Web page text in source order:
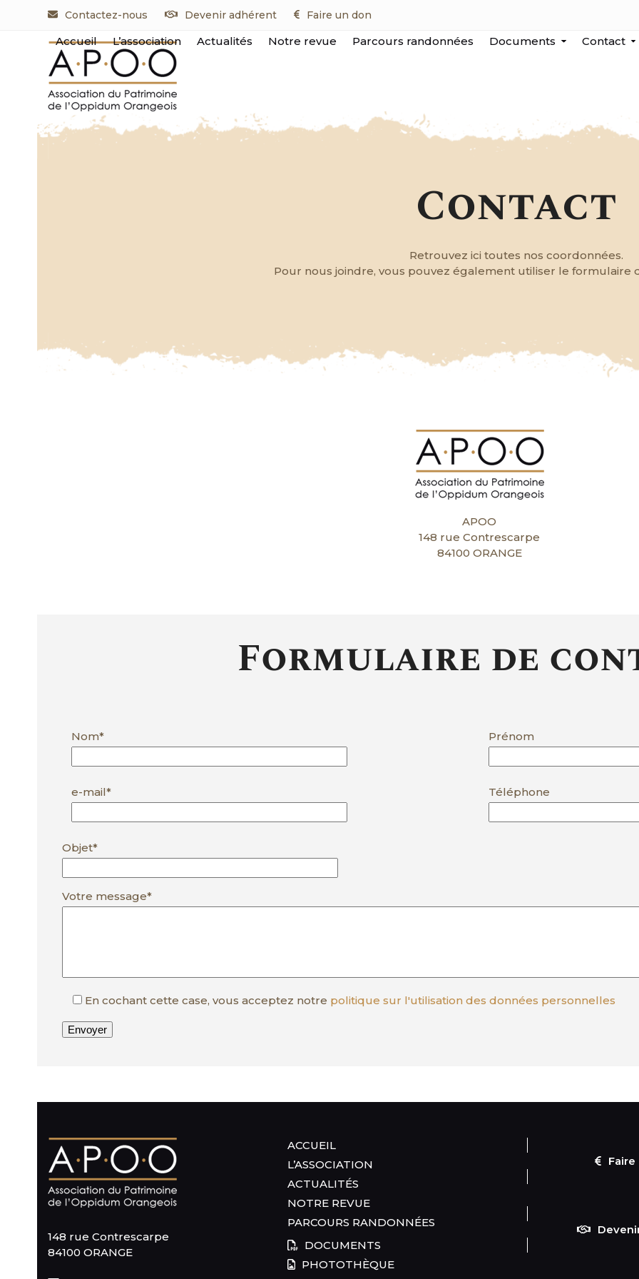
Contactez-nous Devenir adhérent Faire un don
Accueil L’association Actualités Notre revue Parcours randonnées Documents Contact
Contact
Retrouvez ici toutes nos coordonnées.
Pour nous joindre, vous pouvez également utiliser le formulaire
APOO
148 rue Contrescarpe
84100 ORANGE
Formulaire de
Nom* Prénom
e-mail* Téléphone
Objet*
Votre message*
En cochant cette case, vous acceptez notre politique sur l'utilisation des données personnelles
148 rue Contrescarpe
84100 ORANGE
ACCUEIL
L’ASSOCIATION
ACTUALITÉS
NOTRE REVUE
PARCOURS RANDONNÉES
DOCUMENTS
PHOTOTHÈQUE